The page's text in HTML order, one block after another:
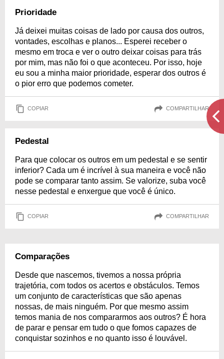
Prioridade
Já deixei muitas coisas de lado por causa dos outros,
vontades, escolhas e planos... Esperei receber o
mesmo em troca e ver o outro deixar coisas para trás
por mim, mas não foi o que aconteceu. Por isso, hoje
eu sou a minha maior prioridade, esperar dos outros é
o pior erro que podemos cometer.
COPIAR COMPARTILHAR
Pedestal
Para que colocar os outros em um pedestal e se sentir
inferior? Cada um é incrível à sua maneira e você não
pode se comparar tanto assim. Se valorize, suba você
nesse pedestal e enxergue que você é único.
COPIAR COMPARTILHAR
Comparações
Desde que nascemos, tivemos a nossa própria
trajetória, com todos os acertos e obstáculos. Temos
um conjunto de características que são apenas
nossas, de mais ninguém. Por que mesmo assim
temos mania de nos compararmos aos outros? É hora
de parar e pensar em tudo o que fomos capazes de
conquistar sozinhos e no quanto isso é louvável.